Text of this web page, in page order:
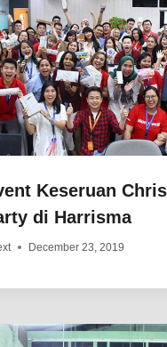
Keseruan
di Harrisma
December 23, 2019